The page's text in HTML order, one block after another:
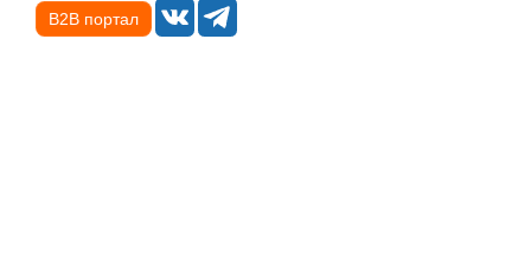
B2B портал